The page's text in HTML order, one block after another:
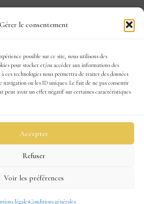
Gérer le consentement
possible sur ce site, nous utilisons des
pour stocker et/ou accéder aux informations des
ces technologies nous permettra de traiter des données
navigation ou les ID uniques. Le fait de ne pas consentir
peut avoir un effet négatif sur certaines caractéristiques
Accepter
Refuser
Voir les préférences
légalesConditions générales
Contact